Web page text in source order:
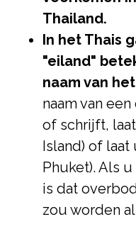
Thailand.
In het Thais
"eiland"
naam van
naam van
of schrijft,
Island) of laat
Phuket). Als
is dat
zou worden